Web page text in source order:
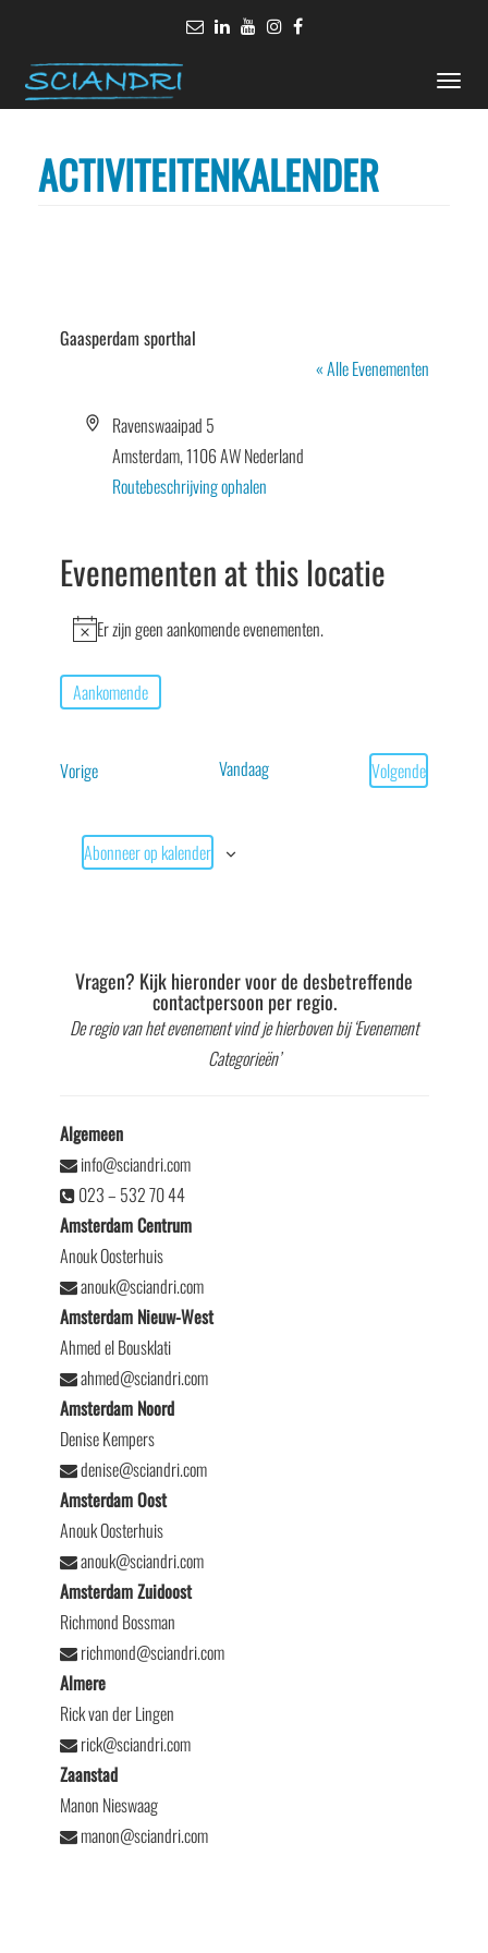
Toggle
ACTIVITEITENKALENDER
Gaasperdam sporthal
« Alle Evenementen
AdresRavenswaaipad 5
Amsterdam,1106 AWNederland
Routebeschrijving ophalen
Evenementen at this locatie
Bericht
Er zijn geen aankomende evenementen.
Aankomende
datum.
VorigeEvenementen Vandaag
Volgende
Abonneer op kalender
Vragen? Kijk hieronder voor de desbetreffende
contactpersoon per regio.
De regio van het evenement vind je hierboven bij ‘Evenement
Categorieën’
Algemeen
info@sciandri.com
023 – 532 70 44
Amsterdam Centrum
Anouk Oosterhuis
anouk@sciandri.com
Amsterdam Nieuw-West
Ahmed el Bousklati
ahmed@sciandri.com
Amsterdam Noord
Denise Kempers
denise@sciandri.com
Amsterdam Oost
Anouk Oosterhuis
anouk@sciandri.com
Amsterdam Zuidoost
Richmond Bossman
richmond@sciandri.com
Almere
Rick van der Lingen
rick@sciandri.com
Zaanstad
Manon Nieswaag
manon@sciandri.com